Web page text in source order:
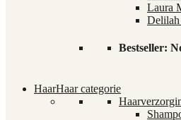
Laura
Bestseller:
HaarHaar categorie